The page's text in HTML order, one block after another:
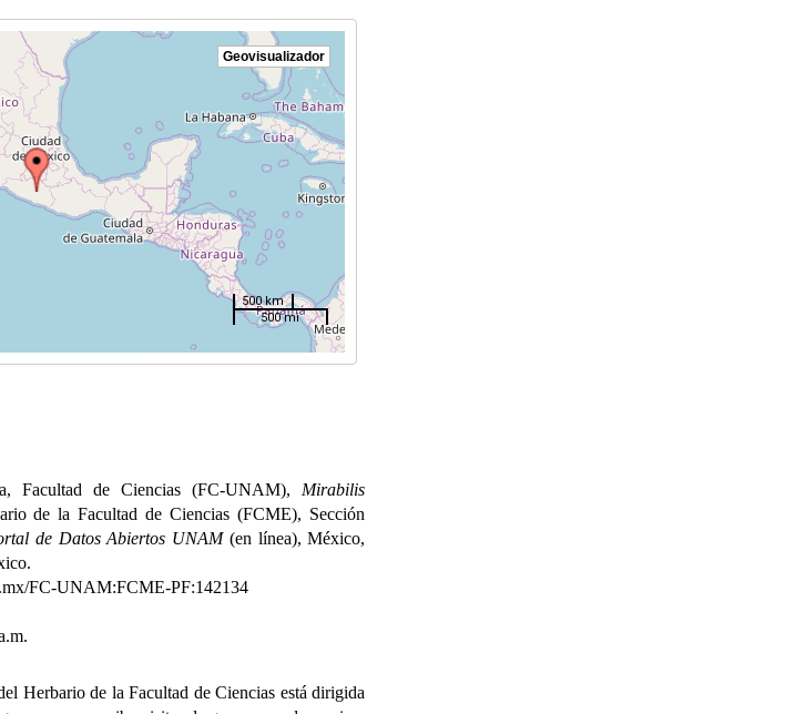
500 km
500 mi
Geovisualizador
Facultad de Ciencias (FC-UNAM), Mirabilis
de la Facultad de Ciencias (FCME), Sección
de Datos Abiertos UNAM(en línea), México,
FC-UNAM:FCME-PF:142134
Herbario de la Facultad de Ciencias está dirigida